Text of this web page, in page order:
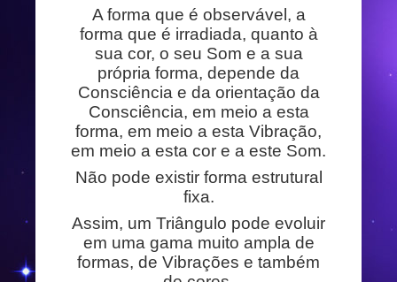
A forma que é observável, a
forma que é irradiada, quanto à
sua cor, o seu Som e a sua
própria forma, depende da
Consciência e da orientação da
Consciência, em meio a esta
forma, em meio a esta Vibração,
em meio a esta cor e a este Som.
Não pode existir forma estrutural
fixa.
Assim, um Triângulo pode evoluir
em uma gama muito ampla de
formas, de Vibrações e também